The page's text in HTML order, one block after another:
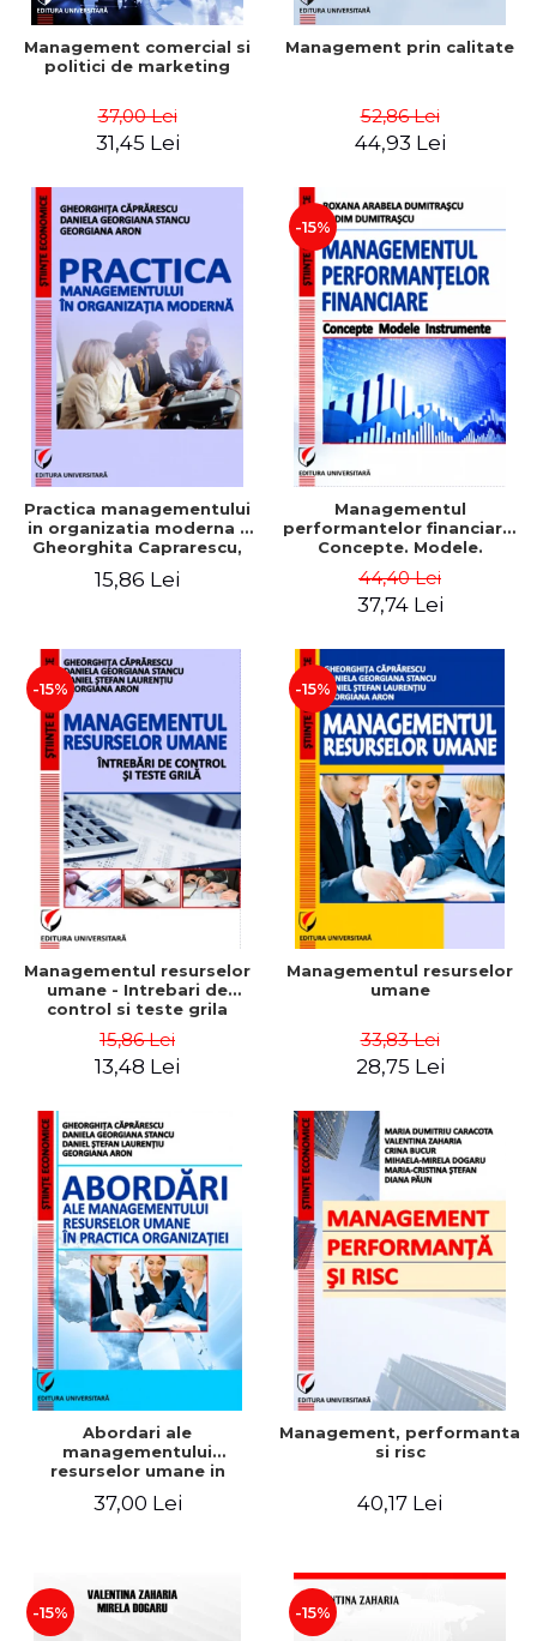
Management comercial si
politici de marketing
37,00 Lei
31,45 Lei
Management prin calitate
52,86 Lei
44,93 Lei
Practica managementului
in organizatia moderna -
Gheorghita Caprarescu,
Georgiana Aron
15,86 Lei
-15%
Managementul
performantelor financiare.
Concepte. Modele.
44,40 Lei
37,74 Lei
-15%
Managementul resurselor
umane - Intrebari de
control si teste grila
15,86 Lei
13,48 Lei
-15%
Managementul resurselor
umane
33,83 Lei
28,75 Lei
Abordari ale
managementului
resurselor umane in
37,00 Lei
Management, performanta
si risc
40,17 Lei
-15% -15%